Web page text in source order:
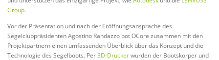
Group.
Vor der Präsentation und nach der Eröffnungsansprache des
Segelclubpräsidenten Agostino Randazzo bot OCore zusammen mit den
Projektpartnern einen umfassenden Überblick über das Konzept und die
Technologie des Segelboots. Per3D-Druckerwurden der Bootskörper und